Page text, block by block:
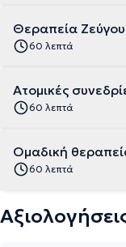
Θεραπεία
60 λεπτά
Ατομικές
60 λεπτά
Ομαδική
60 λεπτά